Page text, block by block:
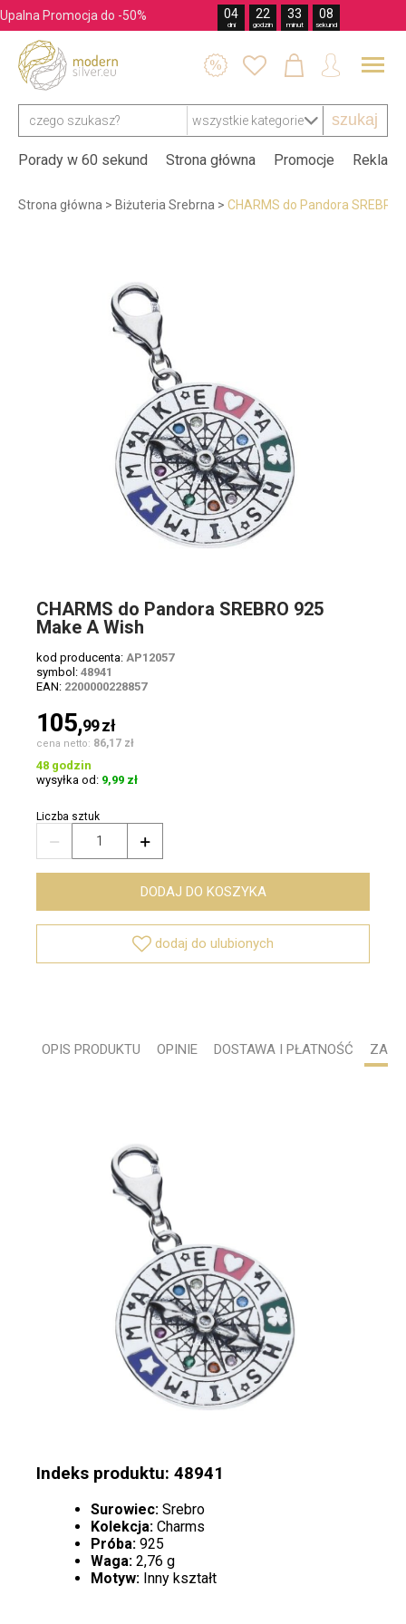
Upalna Promocja do -50% 04
dni
22
godzin
33
minut
07
sekund
szukaj
   
Porady w 60 sekund Strona główna Promocje
Strona główna > Biżuteria Srebrna > CHARMS do Pandora
CHARMS do Pandora SREBRO 925
Make A Wish
kod producenta: AP12057
symbol: 48941
EAN: 2200000228857
105,99zł
cena netto: 86,17 zł
48 godzin
wysyłka od: 9,99 zł
Liczba sztuk
 
DODAJ DO KOSZYKA
 dodaj do ulubionych
OPIS PRODUKTU OPINIE DOSTAWA I PŁATNOŚĆ
Indeks produktu: 48941
Surowiec: Srebro
Kolekcja: Charms
Próba: 925
Waga: 2,76 g
Motyw: Inny kształt